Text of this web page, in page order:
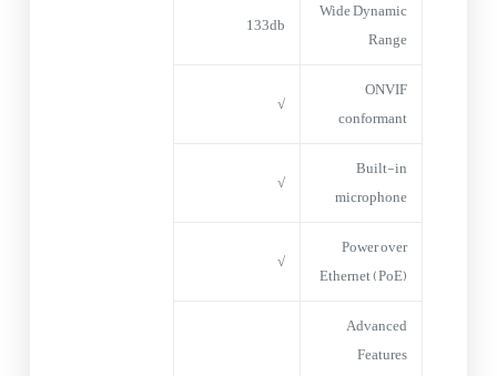
Wide Dynamic
Range
133db
ONVIF
conformant
√
Built-in
microphone
√
Power over
Ethernet (PoE)
√
Advanced
Features